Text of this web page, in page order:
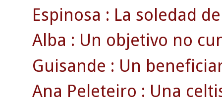
Espinosa : La soledad
Alba : Un objetivo no
Guisande : Un
Ana Peleteiro : Una